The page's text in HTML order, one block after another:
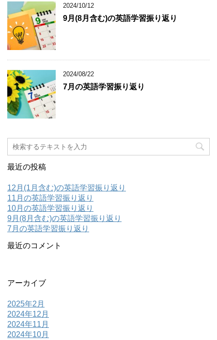
2024/10/12
9月(8月含む)の英語学習振り返り
2024/08/22
7月の英語学習振り返り
最近の投稿
12月(1月含む)の英語学習振り返り
11月の英語学習振り返り
10月の英語学習振り返り
9月(8月含む)の英語学習振り返り
7月の英語学習振り返り
最近のコメント
アーカイブ
2025年2月
2024年12月
2024年11月
2024年10月